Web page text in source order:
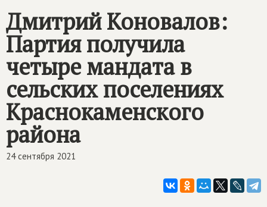
Контакты
Дмитрий Коновалов:
Партия получила
четыре мандата в
сельских поселениях
Краснокаменского
района
24 сентября 2021